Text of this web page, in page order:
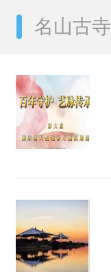
名山古寺